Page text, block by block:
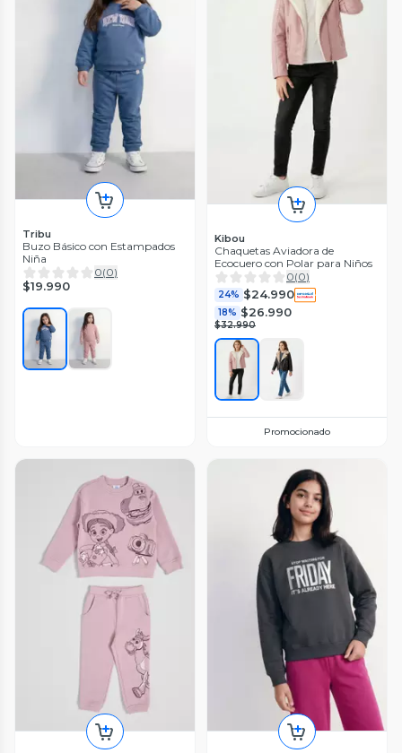
Tribu
Buzo Básico con Estampados
Niña
0(0)
$19.990
Kibou
Chaquetas Aviadora de
Ecocuero con Polar para Niños
0(0)
24% $24.990
18% $26.990
$32.990
Promocionado